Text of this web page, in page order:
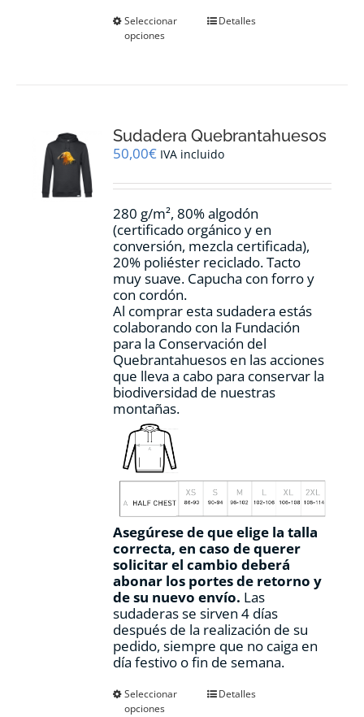
Seleccionar
opciones
Este
se
pueden
en
página
de
producto
Detalles
Sudadera Quebrantahuesos
50,00€ IVA incluido
280 g/m², 80% algodón
(certificado orgánico y en
conversión, mezcla certificada),
20% poliéster reciclado. Tacto
muy suave. Capucha con forro y
con cordón.
Al comprar esta sudadera estás
colaborando con la Fundación
para la Conservación del
Quebrantahuesos en las acciones
que lleva a cabo para conservar la
biodiversidad de nuestras
montañas.
Asegúrese de que elige la talla
correcta, en caso de querer
solicitar el cambio deberá
abonar los portes de retorno y
de su nuevo envío. Las
sudaderas se sirven 4 días
después de la realización de su
pedido, siempre que no caiga en
día festivo o fin de semana.
Seleccionar
opciones
EsteDetalles